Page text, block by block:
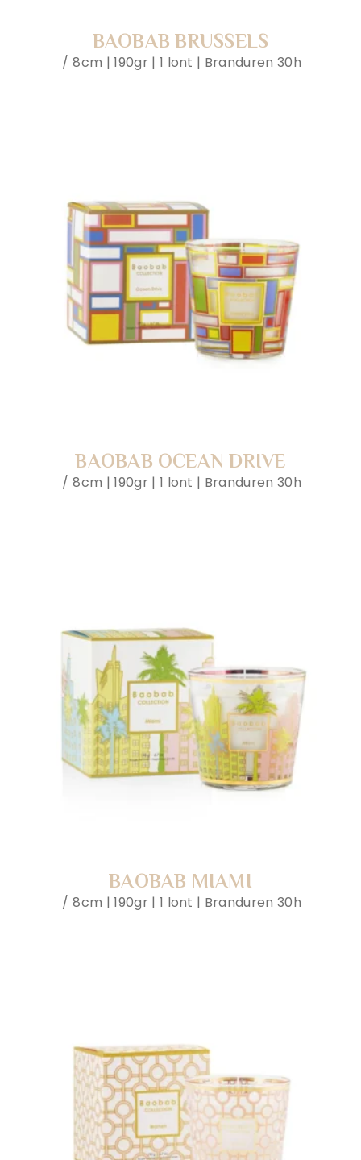
BAOBAB BRUSSELS
8cm | 190gr | 1 lont | Branduren 30h
BAOBAB OCEAN DRIVE
8cm | 190gr | 1 lont | Branduren 30h
BAOBAB MIAMI
8cm | 190gr | 1 lont | Branduren 30h